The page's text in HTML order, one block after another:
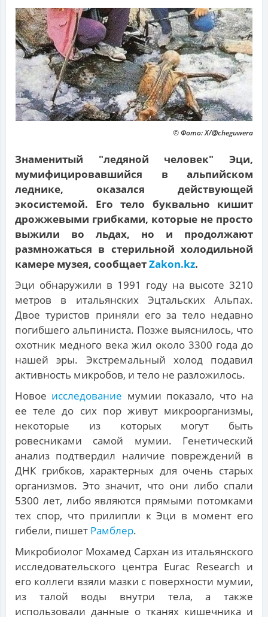
© Фото: X/@cheguwera
Знаменитый "ледяной человек" Эци,
мумифицировавшийся в альпийском
леднике, оказался действующей
экосистемой. Его тело буквально кишит
дрожжевыми грибками, которые не просто
выжили во льдах, но и продолжают
размножаться в стерильной холодильной
камере музея, сообщаетZakon.kz.
Эци обнаружили в 1991 году на высоте 3210
метров в итальянских Эцтальских Альпах.
Двое туристов приняли его за тело недавно
погибшего альпиниста. Позже выяснилось, что
охотник медного века жил около 3300 года до
нашей эры. Экстремальный холод подавил
активность микробов, и тело не разложилось.
Новое исследование мумии показало, что на
ее теле до сих пор живут микроорганизмы,
некоторые из которых могут быть
ровесниками самой мумии. Генетический
анализ подтвердил наличие повреждений в
ДНК грибков, характерных для очень старых
организмов. Это значит, что они либо спали
5300 лет, либо являются прямыми потомками
тех спор, что прилипли к Эци в момент его
гибели, пишет Рамблер.
Микробиолог Мохамед Сархан из итальянского
исследовательского центра Eurac Research и
его коллеги взяли мазки с поверхности мумии,
из талой воды внутри тела, а также
использовали данные о тканях кишечника и